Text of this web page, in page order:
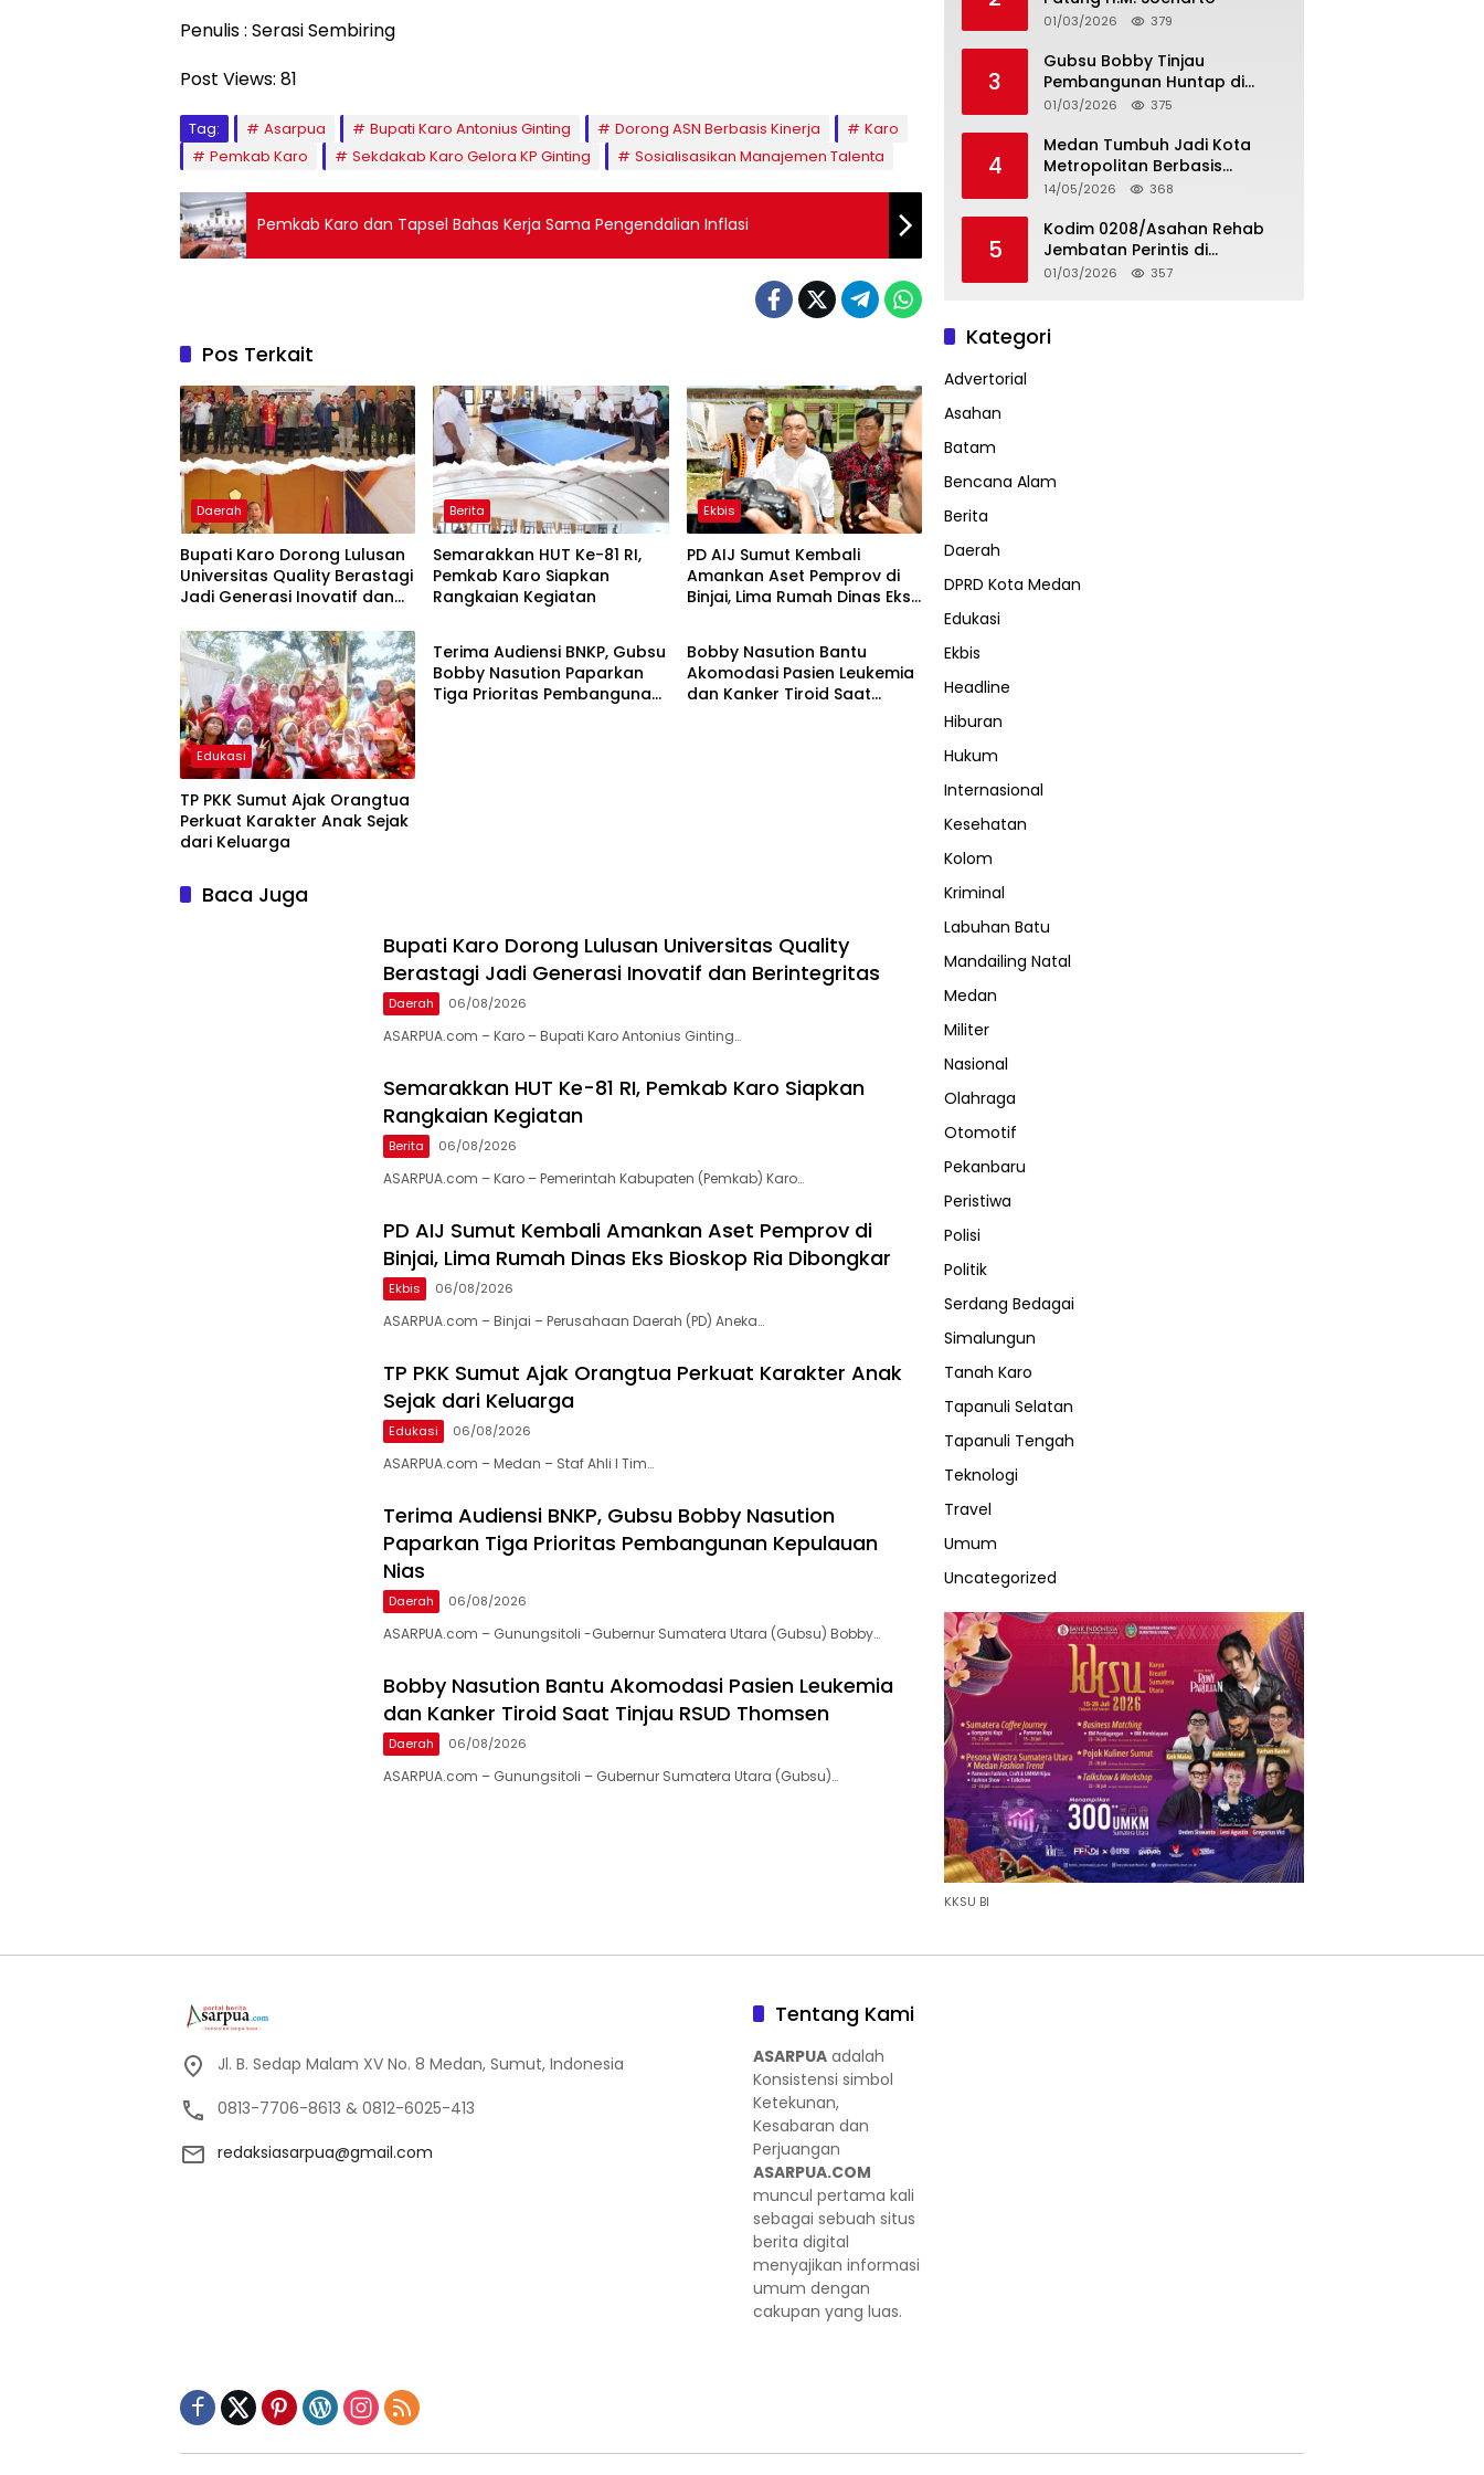
Penulis : Serasi Sembiring
Post Views: 81
Tag: Asarpua Bupati Karo Antonius Ginting Dorong ASN Berbasis Kinerja
Karo
Pemkab Karo
Sekdakab Karo Gelora KP Ginting Sosialisasikan Manajemen Talenta
Pemkab Karo dan Tapsel Bahas Kerja Sama Pengendalian Inflasi
Pos Terkait
Daerah
Bupati Karo Dorong Lulusan
Universitas Quality Berastagi
Jadi Generasi Inovatif dan
Berita
Semarakkan HUT Ke-81 RI,
Pemkab Karo Siapkan
Rangkaian Kegiatan
Ekbis
PD AIJ Sumut Kembali
Amankan Aset Pemprov di
Binjai, Lima Rumah Dinas Eks
Edukasi
TP PKK Sumut Ajak Orangtua
Perkuat Karakter Anak Sejak
dari Keluarga
Daerah
Terima Audiensi BNKP, Gubsu
Bobby Nasution Paparkan
Tiga Prioritas Pembangunan
Daerah
Bobby Nasution Bantu
Akomodasi Pasien Leukemia
dan Kanker Tiroid Saat
Baca Juga
Bupati Karo Dorong Lulusan Universitas Quality
Berastagi Jadi Generasi Inovatif dan Berintegritas
Daerah 06/08/2026
ASARPUA.com – Karo – Bupati Karo Antonius Ginting…
Semarakkan HUT Ke-81 RI, Pemkab Karo Siapkan
Rangkaian Kegiatan
Berita 06/08/2026
ASARPUA.com – Karo – Pemerintah Kabupaten (Pemkab) Karo…
PD AIJ Sumut Kembali Amankan Aset Pemprov di
Binjai, Lima Rumah Dinas Eks Bioskop Ria Dibongkar
Ekbis 06/08/2026
ASARPUA.com – Binjai – Perusahaan Daerah (PD) Aneka…
TP PKK Sumut Ajak Orangtua Perkuat Karakter Anak
Sejak dari Keluarga
Edukasi 06/08/2026
ASARPUA.com – Medan – Staf Ahli I Tim…
Terima Audiensi BNKP, Gubsu Bobby Nasution
Paparkan Tiga Prioritas Pembangunan Kepulauan
Nias
Daerah 06/08/2026
ASARPUA.com – Gunungsitoli -Gubernur Sumatera Utara (Gubsu) Bobby…
Bobby Nasution Bantu Akomodasi Pasien Leukemia
dan Kanker Tiroid Saat Tinjau RSUD Thomsen
Daerah 06/08/2026
ASARPUA.com – Gunungsitoli – Gubernur Sumatera Utara (Gubsu)…
01/03/2026 379
3
Gubsu Bobby Tinjau
Pembangunan Huntap di
Tapteng
01/03/2026 375
4
Medan Tumbuh Jadi Kota
Metropolitan Berbasis
Teknologi
14/05/2026 368
5
Kodim 0208/Asahan Rehab
Jembatan Perintis di
Mandarsah
01/03/2026 357
Kategori
Advertorial
Asahan
Batam
Bencana Alam
Berita
Daerah
DPRD Kota Medan
Edukasi
Ekbis
Headline
Hiburan
Hukum
Internasional
Kesehatan
Kolom
Kriminal
Labuhan Batu
Mandailing Natal
Medan
Militer
Nasional
Olahraga
Otomotif
Pekanbaru
Peristiwa
Polisi
Politik
Serdang Bedagai
Simalungun
Tanah Karo
Tapanuli Selatan
Tapanuli Tengah
Teknologi
Travel
Umum
Uncategorized
KKSU BI
Jl. B. Sedap Malam XV No. 8 Medan, Sumut, Indonesia
0813-7706-8613 & 0812-6025-413
redaksiasarpua@gmail.com
Tentang Kami
ASARPUA adalah
Konsistensi simbol
Ketekunan,
Kesabaran dan
Perjuangan
ASARPUA.COM
muncul pertama kali
sebagai sebuah situs
berita digital
menyajikan informasi
umum dengan
cakupan yang luas.